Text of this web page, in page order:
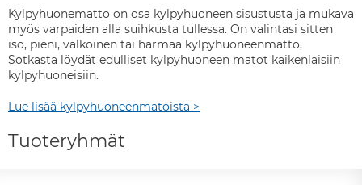
Kylpyhuonematto on osa kylpyhuoneen sisustusta ja mukava
myös varpaiden alla suihkusta tullessa. On valintasi sitten
iso, pieni, valkoinen tai harmaa kylpyhuoneenmatto,
Sotkasta löydät edulliset kylpyhuoneen matot kaikenlaisiin
kylpyhuoneisiin.
Lue lisää kylpyhuoneenmatoista >
Tuoteryhmät